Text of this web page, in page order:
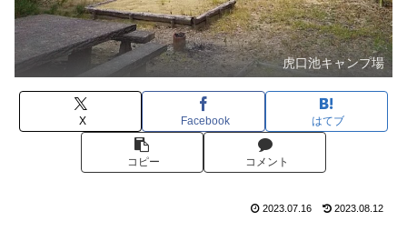
虎口池キャンプ場
X Facebook はてブ
コピー コメント
2023.07.16 2023.08.12